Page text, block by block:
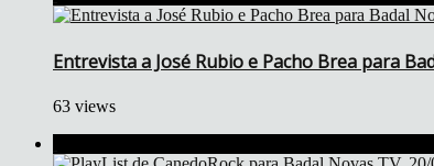
Entrevista a José Rubio e Pacho Brea para
63 views